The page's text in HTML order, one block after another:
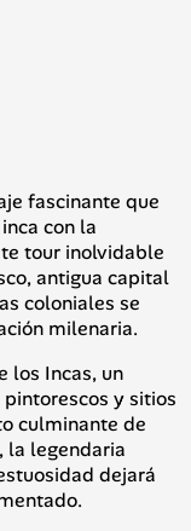
fascinante que
con la
tour inolvidable
antigua capital
coloniales se
milenaria.
los Incas, un
y sitios
culminante de
la legendaria
dejará